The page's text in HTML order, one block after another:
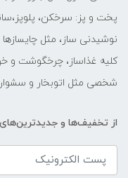
پخت و پز: سرخکن،
نوشیدنی ساز، مثل چایسازها
کلیه غذاساز، چرخگوشت و
شخصی مثل اتوبخار و
از تخفیف‌ها و